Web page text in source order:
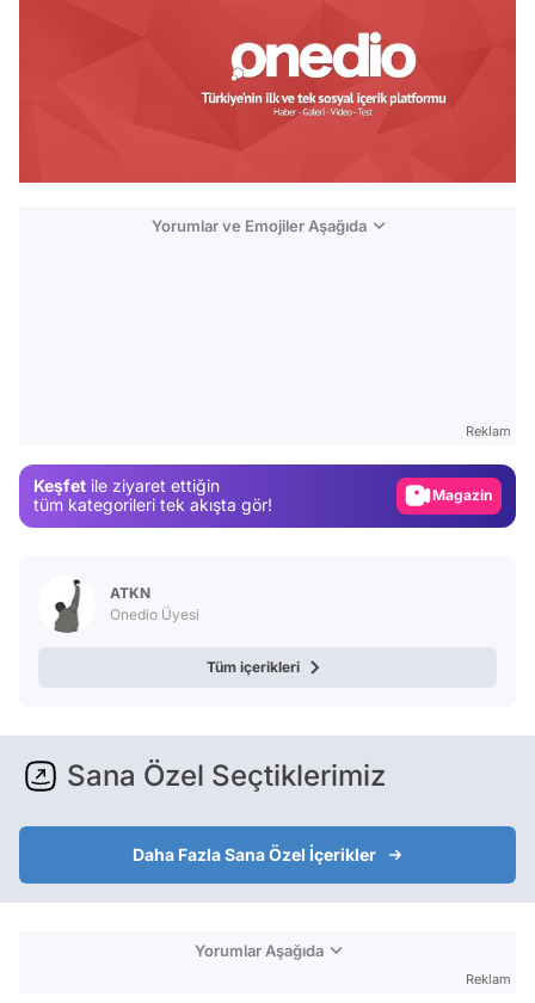
Yorumlar ve Emojiler Aşağıda
Reklam
Keşfet ile ziyaret ettiğin
tüm kategorileri tek akışta gör!
Video
ATKN
Onedio Üyesi
Tüm içerikleri
Sana Özel Seçtiklerimiz
Daha Fazla Sana Özel İçerikler
Yorumlar Aşağıda
Reklam